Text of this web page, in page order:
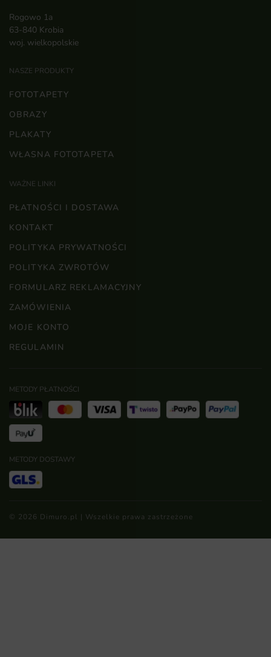
Rogowo 1a
63-840 Krobia
woj. wielkopolskie
NASZE PRODUKTY
FOTOTAPETY
OBRAZY
PLAKATY
WŁASNA FOTOTAPETA
WAŻNE LINKI
PŁATNOŚCI I DOSTAWA
KONTAKT
POLITYKA PRYWATNOŚCI
POLITYKA ZWROTÓW
FORMULARZ REKLAMACYJNY
ZAMÓWIENIA
MOJE KONTO
REGULAMIN
METODY PŁATNOŚCI
METODY DOSTAWY
© 2026 Dimuro.pl | Wszelkie prawa zastrzeżone